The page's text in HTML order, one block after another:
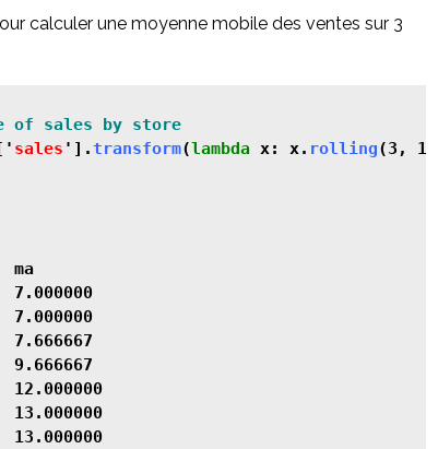
calculer une moyenne mobile des ventes sur 3
of sales by store
sales '].transform(lambda x: x. rolling(3, 1).